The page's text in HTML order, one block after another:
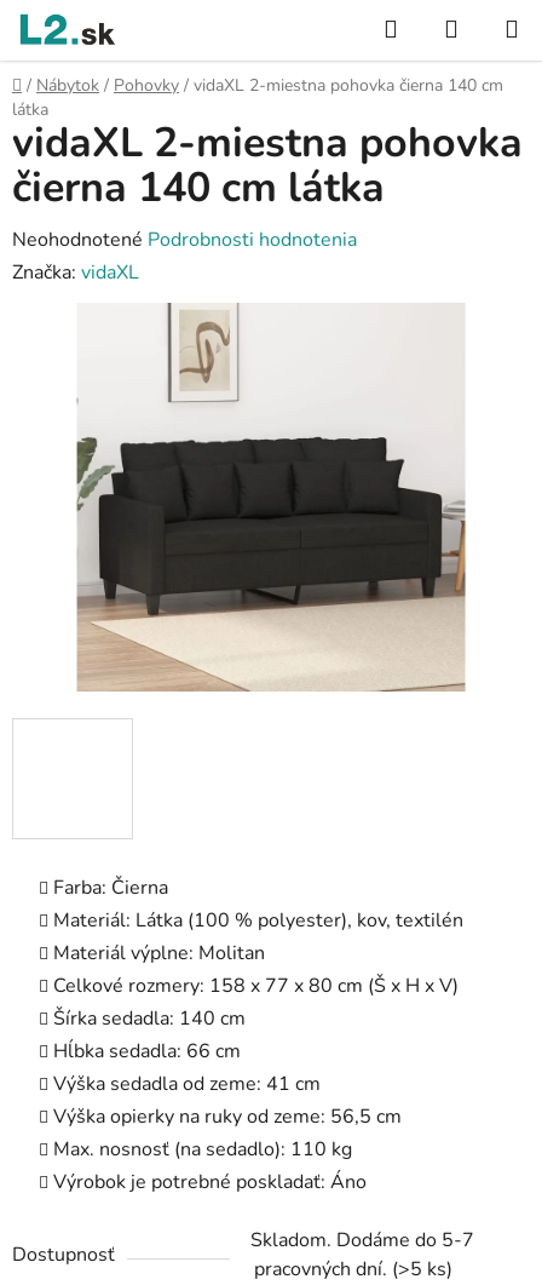
Prejsť
obsah
Hľadať
KOŠÍK
Domov
/ Nábytok / Pohovky / vidaXL 2-miestna pohovka čierna 140 cm
látka
Farba: Čierna
Materiál: Látka (100 % polyester), kov, textilén
Materiál výplne: Molitan
Celkové rozmery: 158 x 77 x 80 cm (Š x H x V)
Šírka sedadla: 140 cm
Hĺbka sedadla: 66 cm
Výška sedadla od zeme: 41 cm
Výška opierky na ruky od zeme: 56,5 cm
Max. nosnosť (na sedadlo): 110 kg
Výrobok je potrebné poskladať: Áno
Dostupnosť
Skladom. Dodáme do 5-7
pracovných dní. (>5 ks)
vidaXL 2-miestna pohovka
čierna 140 cm látka
Priemerné
hodnotenie
hviezdičiek.
Neohodnotené Podrobnosti hodnotenia
Značka: vidaXL